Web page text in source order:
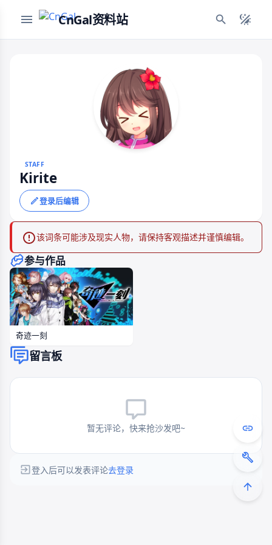
CnGal资料站
STAFF
Kirite
登录后编辑
该词条可能涉及现实人物，请保持客观描述并谨慎编辑。
参与作品
奇迹一刻
留言板
暂无评论，快来抢沙发吧~
登入后可以发表评论去登录